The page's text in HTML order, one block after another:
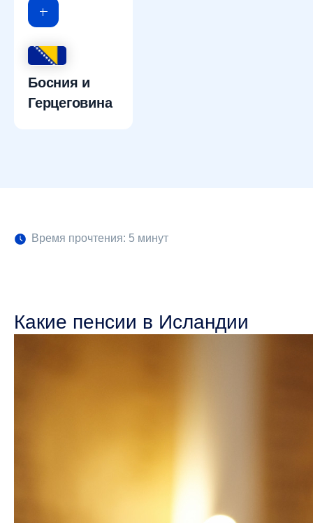
Босния и
Герцеговина
Время прочтения: 5 минут
Какие пенсии в Исландии